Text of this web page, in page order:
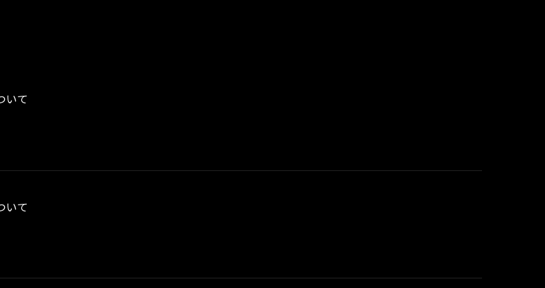
いて
いて